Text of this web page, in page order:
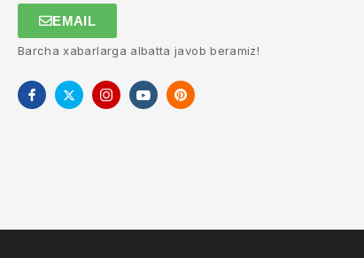
EMAIL
Barcha xabarlarga albatta javob beramiz!